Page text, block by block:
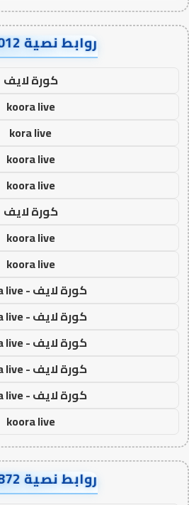
روابط نصية AA18012
كورة لايف
koora live
kora live
koora live
koora live
كورة لايف
koora live
koora live
كورة لايف - koora live
كورة لايف - koora live
كورة لايف - koora live
كورة لايف - koora live
كورة لايف - koora live
koora live
روابط نصية AA35872